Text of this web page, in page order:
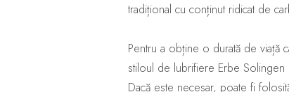
tradițional cu conținut ridicat de
Pentru a obține o durată de viață
stiloul de lubrifiere Erbe Solingen
Dacă este necesar, poate fi